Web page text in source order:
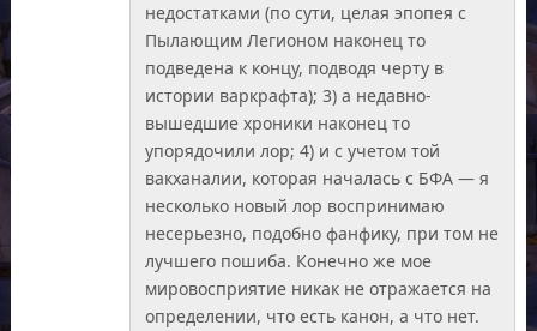
недостатками (по сути, целая эпопея с
Пылающим Легионом наконец то
подведена к концу, подводя черту в
истории варкрафта); 3) а недавно-
вышедшие хроники наконец то
упорядочили лор; 4) и с учетом той
вакханалии, которая началась с БФА — я
несколько новый лор воспринимаю
несерьезно, подобно фанфику, при том не
лучшего пошиба. Конечно же мое
мировосприятие никак не отражается на
определении, что есть канон, а что нет.